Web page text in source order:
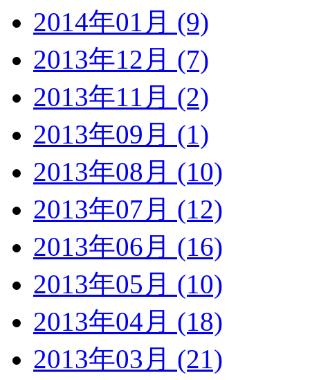
2014年01月 (9)
2013年12月 (7)
2013年11月 (2)
2013年09月 (1)
2013年08月 (10)
2013年07月 (12)
2013年06月 (16)
2013年05月 (10)
2013年04月 (18)
2013年03月 (21)